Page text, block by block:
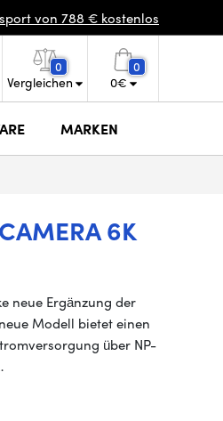
von 788 € kostenlos
0
Vergleichen
0
0€
MARKEN
6K
neue Ergänzung der
Modell bietet einen
über NP-